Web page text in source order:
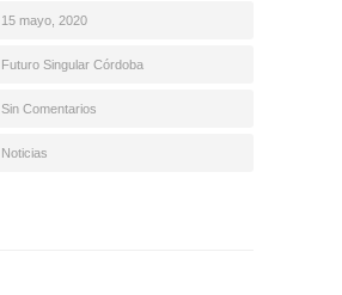
15 mayo, 2020
Futuro Singular Córdoba
Sin Comentarios
Noticias